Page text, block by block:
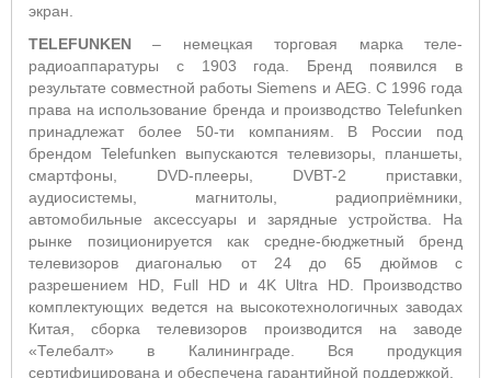
экран.
TELEFUNKEN – немецкая торговая марка теле-
радиоаппаратуры с 1903 года. Бренд появился в
результате совместной работы Siemens и AEG. С 1996 года
права на использование бренда и производство Telefunken
принадлежат более 50-ти компаниям. В России под
брендом Telefunken выпускаются телевизоры, планшеты,
смартфоны, DVD-плееры, DVBT-2 приставки,
аудиосистемы, магнитолы, радиоприёмники,
автомобильные аксессуары и зарядные устройства. На
рынке позиционируется как средне-бюджетный бренд
телевизоров диагональю от 24 до 65 дюймов с
разрешением HD, Full HD и 4K Ultra HD. Производство
комплектующих ведется на высокотехнологичных заводах
Китая, сборка телевизоров производится на заводе
«Телебалт» в Калининграде. Вся продукция
сертифицирована и обеспечена гарантийной поддержкой.